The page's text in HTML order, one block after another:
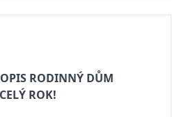
RODINNÝ DŮM
ROK!